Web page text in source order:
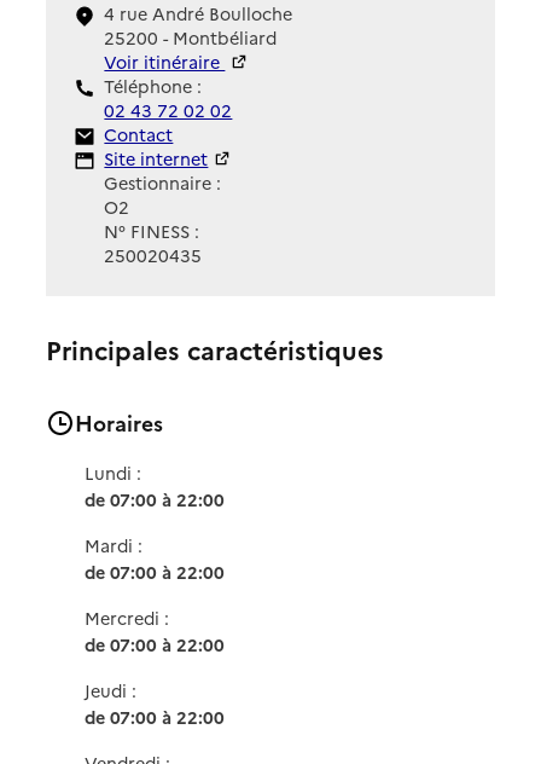
4 rue André Boulloche
25200 - Montbéliard
Voir itinéraire
Téléphone :
02 43 72 02 02
Contact
Contact
Site Internet
Site internet
Gestionnaire :
O2
N° FINESS :
250020435
Principales caractéristiques
Horaires
Lundi :
de 07:00 à 22:00
Mardi :
de 07:00 à 22:00
Mercredi :
de 07:00 à 22:00
Jeudi :
de 07:00 à 22:00